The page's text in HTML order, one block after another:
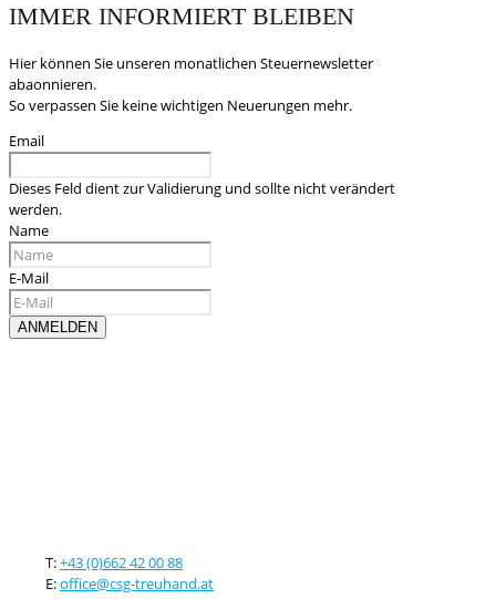
IMMER INFORMIERT BLEIBEN
Hier können Sie unseren monatlichen Steuernewsletter
abaonnieren.
So verpassen Sie keine wichtigen Neuerungen mehr.
Email
Dieses Feld dient zur Validierung und sollte nicht verändert
werden.
Name
E-Mail
T:+43 (0)662 42 00 88
E:office@csg-treuhand.at